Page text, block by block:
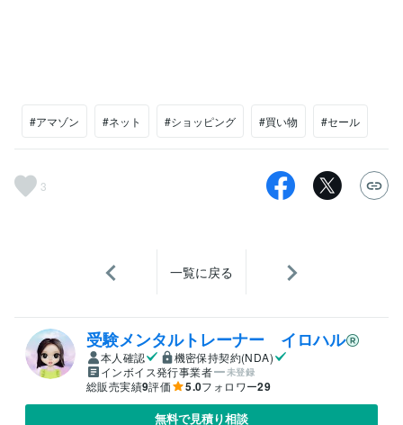
#アマゾン #ネット #ショッピング #買い物 #セール
3
一覧に戻る
受験メンタルトレーナー イロハル
本人確認
機密保持契約(NDA)
インボイス発行事業者
未登録
総販売実績9評価 5.0フォロワー29
無料で見積り相談